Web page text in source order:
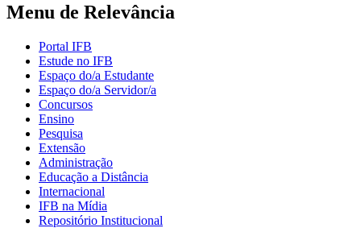
Menu de Relevância
Portal IFB
Estude no IFB
Espaço do/a Estudante
Espaço do/a Servidor/a
Concursos
Ensino
Pesquisa
Extensão
Administração
Educação a Distância
Internacional
IFB na Mídia
Repositório Institucional